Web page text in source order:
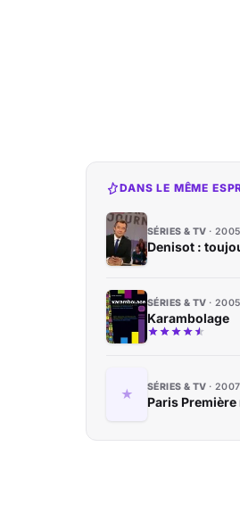
DANS LE MÊME
SÉRIES & TV 2005
Denisot :
SÉRIES & TV 2005
Karambolage
SÉRIES & TV 2007
Paris